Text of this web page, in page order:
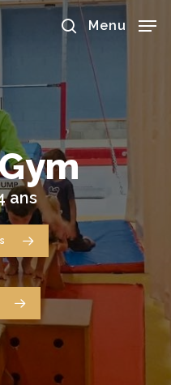
search
Menu
ans